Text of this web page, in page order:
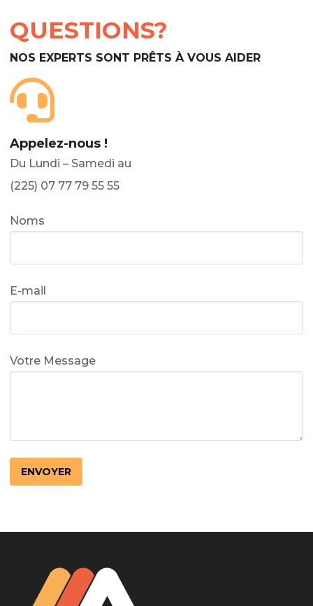
QUESTIONS?
NOS EXPERTS SONT PRÊTS À VOUS AIDER
Appelez-nous !
Du Lundi – Samedi au
(225) 07 77 79 55 55
Noms
E-mail
Votre Message
LotoMart
Бай Лото
escort barcelone
https://intimaties.net/es/category/woman-used-
used-panties-es/
eros houston
albanianescort